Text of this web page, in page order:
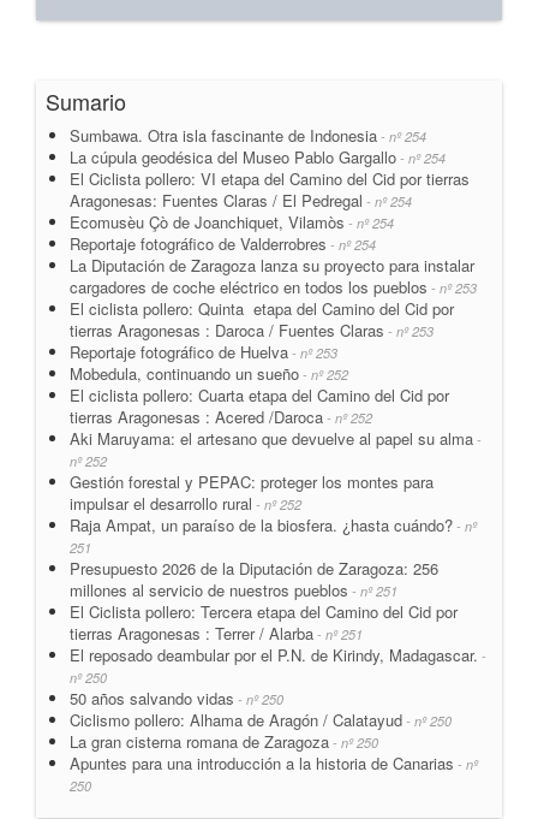
Sumario
Sumbawa. Otra isla fascinante de Indonesia - nº 254
La cúpula geodésica del Museo Pablo Gargallo - nº 254
El Ciclista pollero: VI etapa del Camino del Cid por tierras
Aragonesas: Fuentes Claras / El Pedregal - nº 254
Ecomusèu Çò de Joanchiquet, Vilamòs - nº 254
Reportaje fotográfico de Valderrobres - nº 254
La Diputación de Zaragoza lanza su proyecto para instalar
cargadores de coche eléctrico en todos los pueblos - nº 253
El ciclista pollero: Quinta etapa del Camino del Cid por
tierras Aragonesas : Daroca / Fuentes Claras - nº 253
Reportaje fotográfico de Huelva - nº 253
Mobedula, continuando un sueño - nº 252
El ciclista pollero: Cuarta etapa del Camino del Cid por
tierras Aragonesas : Acered /Daroca - nº 252
Aki Maruyama: el artesano que devuelve al papel su alma -
nº 252
Gestión forestal y PEPAC: proteger los montes para
impulsar el desarrollo rural - nº 252
Raja Ampat, un paraíso de la biosfera. ¿hasta cuándo? - nº
251
Presupuesto 2026 de la Diputación de Zaragoza: 256
millones al servicio de nuestros pueblos - nº 251
El Ciclista pollero: Tercera etapa del Camino del Cid por
tierras Aragonesas : Terrer / Alarba - nº 251
El reposado deambular por el P.N. de Kirindy, Madagascar. -
nº 250
50 años salvando vidas - nº 250
Ciclismo pollero: Alhama de Aragón / Calatayud - nº 250
La gran cisterna romana de Zaragoza - nº 250
Apuntes para una introducción a la historia de Canarias - nº
250